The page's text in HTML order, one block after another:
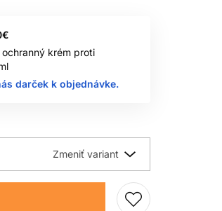
krém proti
darček k objednávke.